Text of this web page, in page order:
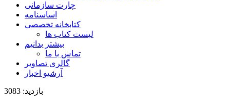
چارت سازمانی
اساسنامه
کتابخانه تخصصی
لیست کتاب ها
بیشتر بدانیم
تماس با ما
گالری تصاویر
آرشیو اخبار
بازدید: 3083